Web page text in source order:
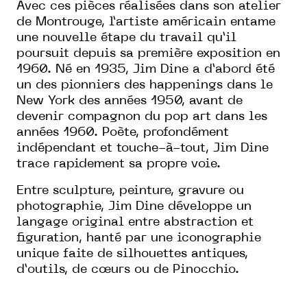
Avec ces pièces réalisées dans son atelier
de Montrouge, l’artiste américain entame
une nouvelle étape du travail qu’il
poursuit depuis sa première exposition en
1960. Né en 1935, Jim Dine a d’abord été
un des pionniers des happenings dans le
New York des années 1950, avant de
devenir compagnon du pop art dans les
années 1960. Poète, profondément
indépendant et touche-à-tout, Jim Dine
trace rapidement sa propre voie.
Entre sculpture, peinture, gravure ou
photographie, Jim Dine développe un
langage original entre abstraction et
figuration, hanté par une iconographie
unique faite de silhouettes antiques,
d’outils, de cœurs ou de Pinocchio.